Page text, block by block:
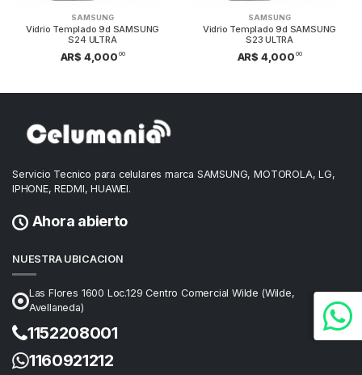
SAMSUNG
Vidrio Templado 9d SAMSUNG
S24 ULTRA
AR$ 4,000 00
SAMSUNG
Vidrio Templado 9d SAMSUNG
S23 ULTRA
AR$ 4,000 00
Servicio Tecnico para celulares marca SAMSUNG, MOTOROLA, LG,
IPHONE, REDMI, HUAWEI.
Ahora abierto
NUESTRA UBICACION
Las Flores 1600 Loc.129 Centro Comercial Wilde (Wilde,
Avellaneda)
1152208001
1160921212